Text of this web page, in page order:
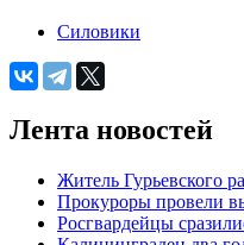
Силовики
Лента новостей
Житель Гурьевского
Прокуроры провели
Росгвардейцы